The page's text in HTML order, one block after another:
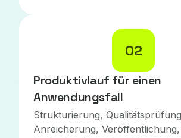
02
Produktivlauf für einen
Anwendungsfall
Strukturierung,
Anreicherung,